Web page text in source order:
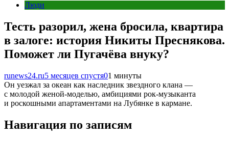
Люди
Тесть разорил, жена бросила, квартира
в залоге: история Никиты Преснякова.
Поможет ли Пугачёва внуку?
runews24.ru5 месяцев спустя01 минуты
Он уезжал за океан как наследник звездного клана —
с молодой женой-моделью, амбициями рок-музыканта
и роскошными апартаментами на Лубянке в кармане.
Навигация по записям